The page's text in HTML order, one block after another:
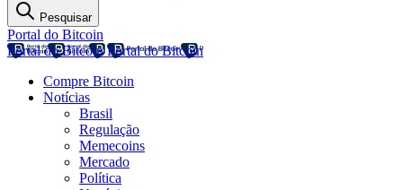
Pesquisar
Portal do Bitcoin
Portal do BitcoinPortal do Bitcoin
Compre Bitcoin
Notícias
Brasil
Regulação
Memecoins
Mercado
Política